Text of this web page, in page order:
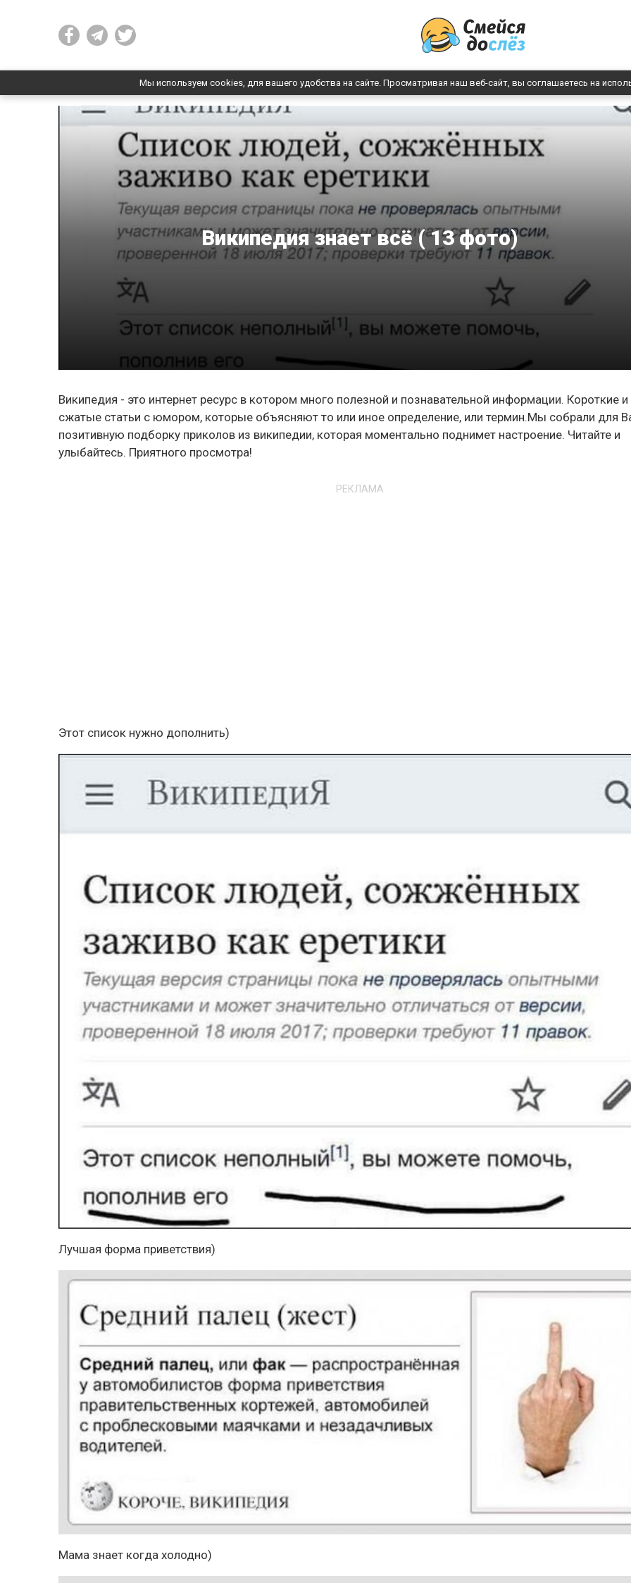
Мы используем cookies, для вашего удобства на сайте. Просматривая наш веб-сайт, вы соглашаетесь на
Википедия знает всё ( 13 фото)
Википедия - это интернет ресурс в котором много полезной и познавательной информации. Короткие и
сжатые статьи с юмором, которые объясняют то или иное определение, или термин.Мы собрали для
позитивную подборку приколов из википедии, которая моментально поднимет настроение. Читайте и
улыбайтесь. Приятного просмотра!
РЕКЛАМА
Этот список нужно дополнить)
Лучшая форма приветствия)
Мама знает когда холодно)